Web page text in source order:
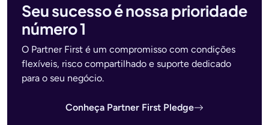
Seu sucesso é nossa prioridade
número 1
O Partner First é um compromisso com condições
flexíveis, risco compartilhado e suporte dedicado
para o seu negócio.
Conheça Partner First Pledge